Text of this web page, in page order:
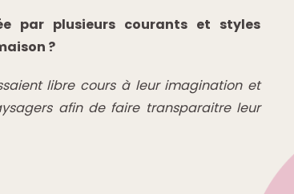
par plusieurs courants et styles
?
libre cours à leur imagination et
afin de faire transparaitre leur